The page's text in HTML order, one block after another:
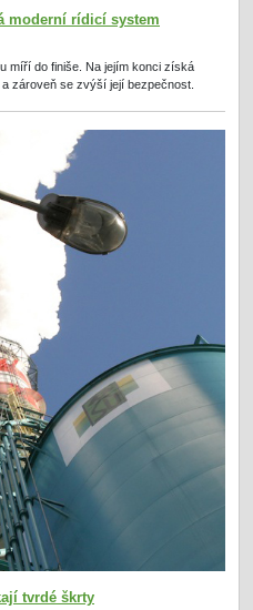
moderní rídicí system
míří do finiše. Na jejím konci získá
zároveň se zvýší její bezpečnost.
tvrdé škrty